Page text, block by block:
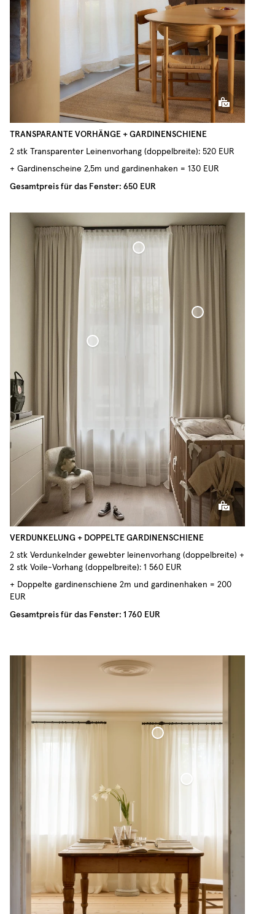
TRANSPARANTE VORHÄNGE + GARDINENSCHIENE
2 stk Transparenter Leinenvorhang (doppelbreite): 520 EUR
+ Gardinenscheine 2,5m und gardinenhaken = 130 EUR
Gesamtpreis für das Fenster: 650 EUR
VERDUNKELUNG + DOPPELTE GARDINENSCHIENE
2 stk Verdunkelnder gewebter leinenvorhang (doppelbreite) +
2 stk Voile-Vorhang (doppelbreite): 1 560 EUR
+ Doppelte gardinenschiene 2m und gardinenhaken = 200
EUR
Gesamtpreis für das Fenster: 1 760 EUR